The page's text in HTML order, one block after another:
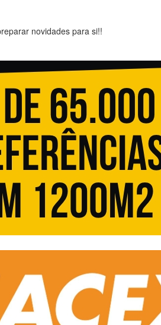
novidades para si!!